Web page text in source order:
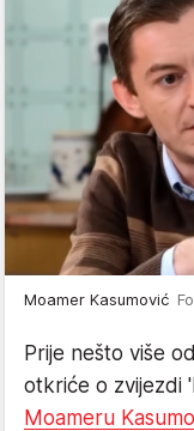
Moamer Kasumović
Prije nešto više
otkriće o zvijezdi
Moameru